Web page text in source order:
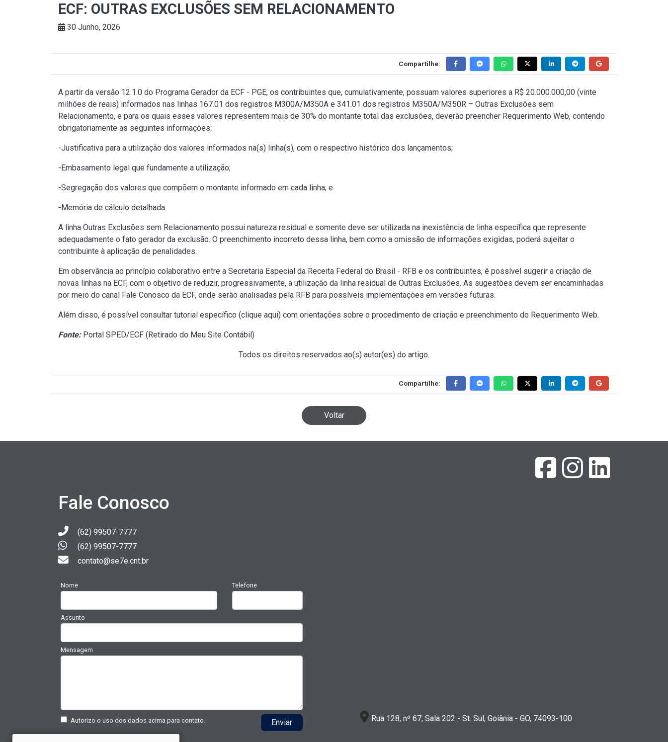
ECF: OUTRAS EXCLUSÕES SEM RELACIONAMENTO
30 Junho, 2026
Compartilhe:
A partir da versão 12.1.0 do Programa Gerador da ECF - PGE, os contribuintes que, cumulativamente, possuam valores superiores a R$ 20.000.000,00 (vinte
milhões de reais) informados nas linhas 167.01 dos registros M300A/M350A e 341.01 dos registros M350A/M350R – Outras Exclusões sem
Relacionamento, e para os quais esses valores representem mais de 30% do montante total das exclusões, deverão preencher Requerimento Web, contendo
obrigatoriamente as seguintes informações:
-Justificativa para a utilização dos valores informados na(s) linha(s), com o respectivo histórico dos lançamentos;
-Embasamento legal que fundamente a utilização;
-Segregação dos valores que compõem o montante informado em cada linha; e
-Memória de cálculo detalhada.
A linha Outras Exclusões sem Relacionamento possui natureza residual e somente deve ser utilizada na inexistência de linha específica que represente
adequadamente o fato gerador da exclusão. O preenchimento incorreto dessa linha, bem como a omissão de informações exigidas, poderá sujeitar o
contribuinte à aplicação de penalidades.
Em observância ao princípio colaborativo entre a Secretaria Especial da Receita Federal do Brasil - RFB e os contribuintes, é possível sugerir a criação de
novas linhas na ECF, com o objetivo de reduzir, progressivamente, a utilização da linha residual de Outras Exclusões. As sugestões devem ser encaminhadas
por meio do canal Fale Conosco da ECF, onde serão analisadas pela RFB para possíveis implementações em versões futuras.
Além disso, é possível consultar tutorial específico (clique aqui) com orientações sobre o procedimento de criação e preenchimento do Requerimento Web.
Fonte:Portal SPED/ECF (Retirado do Meu Site Contábil)
Todos os direitos reservados ao(s) autor(es) do artigo.
Compartilhe:
Voltar
Fale Conosco
(62) 99507-7777
(62) 99507-7777
contato@se7e.cnt.br
Nome Telefone
Assunto
Mensagem
Autorizo o uso dos dados acima para contato. Enviar Rua 128, nº 67, Sala 202 - St. Sul, Goiânia - GO, 74093-100